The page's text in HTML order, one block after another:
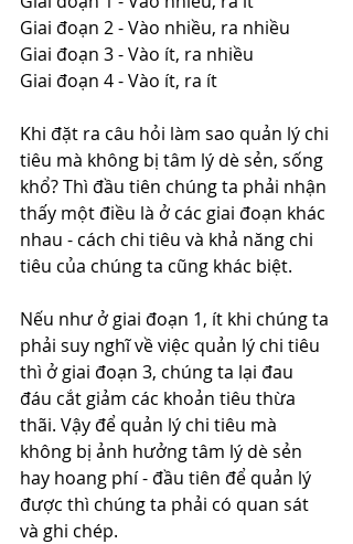
Giai đoạn 2 - Vào nhiều, ra nhiều
Giai đoạn 3 - Vào ít, ra nhiều
Giai đoạn 4 - Vào ít, ra ít
Khi đặt ra câu hỏi làm sao quản lý chi
tiêu mà không bị tâm lý dè sẻn, sống
khổ? Thì đầu tiên chúng ta phải nhận
thấy một điều là ở các giai đoạn khác
nhau - cách chi tiêu và khả năng chi
tiêu của chúng ta cũng khác biệt.
Nếu như ở giai đoạn 1, ít khi chúng ta
phải suy nghĩ về việc quản lý chi tiêu
thì ở giai đoạn 3, chúng ta lại đau
đáu cắt giảm các khoản tiêu thừa
thãi. Vậy để quản lý chi tiêu mà
không bị ảnh hưởng tâm lý dè sẻn
hay hoang phí - đầu tiên để quản lý
được thì chúng ta phải có quan sát
và ghi chép.